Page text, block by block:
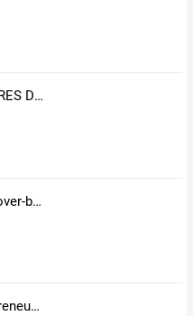
28 EBOOKS LIBRES DE DROIT
wellnessbyme.over-blog.com
Ma vie d'entrepreneuse.